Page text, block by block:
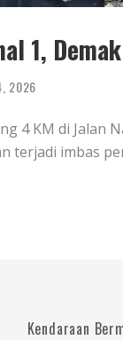
1, Demak
2026
4 KM di Jalan
terjadi imbas
Kendaraan